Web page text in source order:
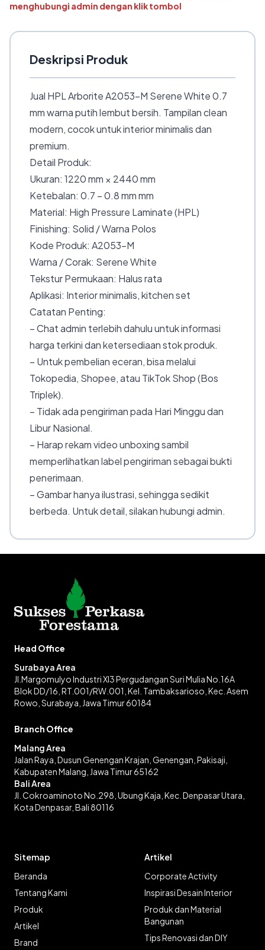
menghubungi admin dengan klik tombol
Deskripsi Produk
Jual HPL Arborite A2053-M Serene White 0.7
mm warna putih lembut bersih. Tampilan clean
modern, cocok untuk interior minimalis dan
premium.
Detail Produk:
Ukuran: 1220 mm × 2440 mm
Ketebalan: 0.7 – 0.8 mm mm
Material: High Pressure Laminate (HPL)
Finishing: Solid / Warna Polos
Kode Produk: A2053-M
Warna / Corak: Serene White
Tekstur Permukaan: Halus rata
Aplikasi: Interior minimalis, kitchen set
Catatan Penting:
– Chat admin terlebih dahulu untuk informasi
harga terkini dan ketersediaan stok produk.
– Untuk pembelian eceran, bisa melalui
Tokopedia, Shopee, atau TikTok Shop (Bos
Triplek).
– Tidak ada pengiriman pada Hari Minggu dan
Libur Nasional.
– Harap rekam video unboxing sambil
memperlihatkan label pengiriman sebagai bukti
penerimaan.
– Gambar hanya ilustrasi, sehingga sedikit
berbeda. Untuk detail, silakan hubungi admin.
Head Office
Surabaya Area
Jl.Margomulyo Industri XI3 Pergudangan Suri Mulia No.16A
Blok DD/16, RT.001/RW.001, Kel. Tambaksarioso, Kec. Asem
Rowo, Surabaya, Jawa Timur 60184
Branch Office
Malang Area
Jalan Raya, Dusun Genengan Krajan, Genengan, Pakisaji,
Kabupaten Malang, Jawa Timur 65162
Bali Area
Jl. Cokroaminoto No.298, Ubung Kaja, Kec. Denpasar Utara,
Kota Denpasar, Bali 80116
Sitemap
Beranda
Tentang Kami
Produk
Artikel
Brand
Artikel
Corporate Activity
Inspirasi Desain Interior
Produk dan Material
Bangunan
Tips Renovasi dan DIY